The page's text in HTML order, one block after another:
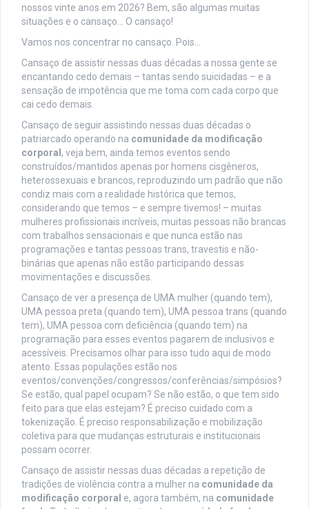
nossos vinte anos em 2026? Bem, são algumas muitas
situações e o cansaço… O cansaço!
Vamos nos concentrar no cansaço. Pois…
Cansaço de assistir nessas duas décadas a nossa gente se
encantando cedo demais – tantas sendo suicidadas – e a
sensação de impotência que me toma com cada corpo que
cai cedo demais.
Cansaço de seguir assistindo nessas duas décadas o
patriarcado operando na comunidade da modificação
corporal , veja bem, ainda temos eventos sendo
construídos/mantidos apenas por homens cisgêneros,
heterossexuais e brancos, reproduzindo um padrão que não
condiz mais com a realidade histórica que temos,
considerando que temos – e sempre tivemos! – muitas
mulheres profissionais incríveis, muitas pessoas não brancas
com trabalhos sensacionais e que nunca estão nas
programações e tantas pessoas trans, travestis e não-
binárias que apenas não estão participando dessas
movimentações e discussões.
Cansaço de ver a presença de UMA mulher (quando tem),
UMA pessoa preta (quando tem), UMA pessoa trans (quando
tem), UMA pessoa com deficiência (quando tem) na
programação para esses eventos pagarem de inclusivos e
acessíveis. Precisamos olhar para isso tudo aqui de modo
atento. Essas populações estão nos
eventos/convenções/congressos/conferências/simpósios?
Se estão, qual papel ocupam? Se não estão, o que tem sido
feito para que elas estejam? É preciso cuidado com a
tokenização. É preciso responsabilização e mobilização
coletiva para que mudanças estruturais e institucionais
possam ocorrer.
Cansaço de assistir nessas duas décadas a repetição de
tradições de violência contra a mulher na comunidade da
modificação corporal e, agora também, na comunidade